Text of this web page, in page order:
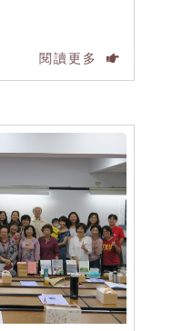
閱讀更多